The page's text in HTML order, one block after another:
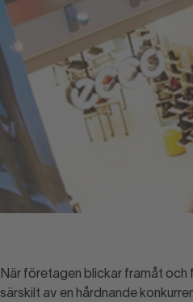
När företagen blickar framåt och
särskilt av en hårdnande